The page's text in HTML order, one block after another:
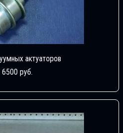
актуаторов
6500 руб.